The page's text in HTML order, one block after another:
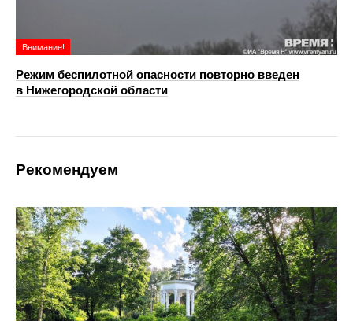
Внимание!
Режим беспилотной опасности повторно введен
в Нижегородской области
Рекомендуем